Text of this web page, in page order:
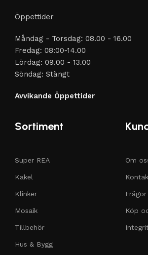
Öppettider
Måndag - Torsdag: 08.00 - 16.00
Fredag: 08:00-14.00
Lördag: 09.00 - 13.00
Söndag: Stängt
Avvikande Öppettider
Sortiment
Super REA
Kakel
Klinker
Mosaik
Tillbehör
Hus & Bygg
Om
Köp